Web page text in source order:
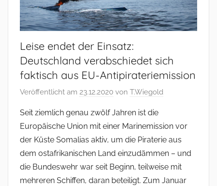
Leise endet der Einsatz:
Deutschland verabschiedet sich
faktisch aus EU-Antipirateriemission
Veröffentlicht am 23.12.2020 von T.Wiegold
Seit ziemlich genau zwölf Jahren ist die
Europäische Union mit einer Marinemission vor
der Küste Somalias aktiv, um die Piraterie aus
dem ostafrikanischen Land einzudämmen – und
die Bundeswehr war seit Beginn, teilweise mit
mehreren Schiffen, daran beteiligt. Zum Januar